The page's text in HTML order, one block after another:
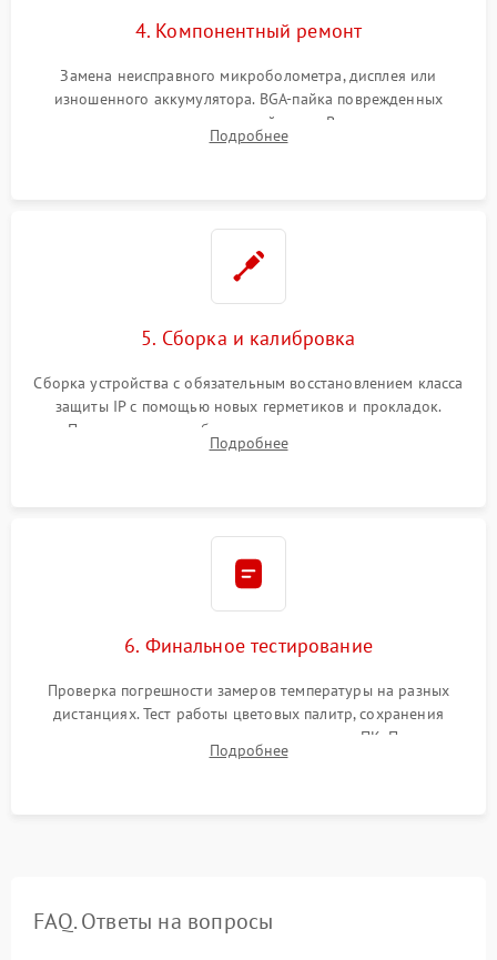
4. Компонентный ремонт
Замена неисправного микроболометра, дисплея или
изношенного аккумулятора. BGA-пайка поврежденных
контроллеров на материнской плате. Восстановление
разъемов и кнопок, замена поврежденных элементов
Подробнее
5. Сборка и калибровка
Сборка устройства с обязательным восстановлением класса
защиты IP с помощью новых герметиков и прокладок.
Программная калибровка матрицы по эталонному
абсолютно черному телу для точного измерения температур.
Подробнее
6. Финальное тестирование
Проверка погрешности замеров температуры на разных
дистанциях. Тест работы цветовых палитр, сохранения
термограмм в память и передачи данных на ПК. Проверка
автономности работы и итоговый контроль качества.
Подробнее
FAQ. Ответы на вопросы